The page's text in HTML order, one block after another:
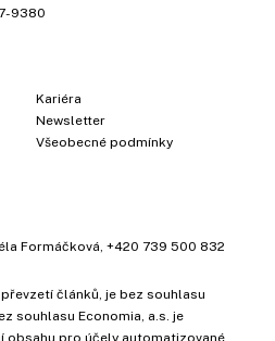
9380
Kariéra
Newsletter
Všeobecné podmínky
Formáčková +420 739 500 832
článků, je bez souhlasu
souhlasu Economia, a.s. je
obsahu pro účely automatizované